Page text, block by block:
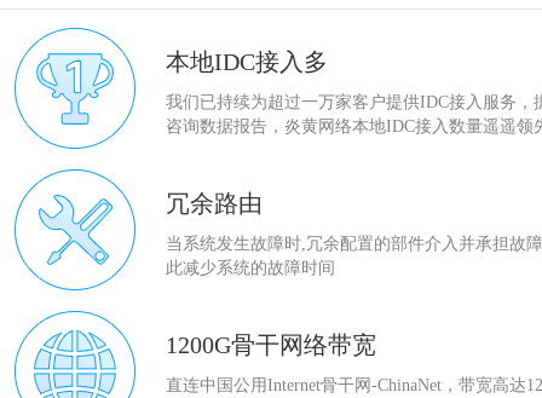
本地IDC接入多
我们已持续为超过一万家客户提供IDC接入服务，
咨询数据报告，炎黄网络本地IDC接入数量遥遥领
冗余路由
当系统发生故障时,冗余配置的部件介入并承担故
此减少系统的故障时间
1200G骨干网络带宽
直连中国公用Internet骨干网-ChinaNet，带宽高达